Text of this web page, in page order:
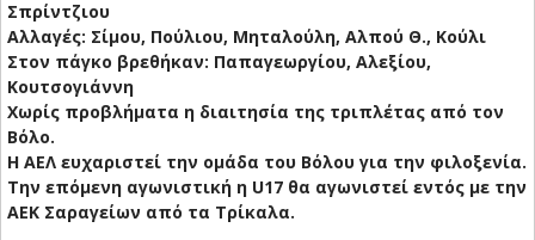
Σπρίντζιου
Αλλαγές: Σίμου, Πούλιου, Μηταλούλη, Αλπού Θ., Κούλι
Στον πάγκο βρεθήκαν: Παπαγεωργίου, Αλεξίου,
Κουτσογιάννη
Χωρίς προβλήματα η διαιτησία της τριπλέτας από τον
Βόλο.
Η ΑΕΛ ευχαριστεί την ομάδα του Βόλου για την φιλοξενία.
Την επόμενη αγωνιστική η U17 θα αγωνιστεί εντός με την
ΑΕΚ Σαραγείων από τα Τρίκαλα.